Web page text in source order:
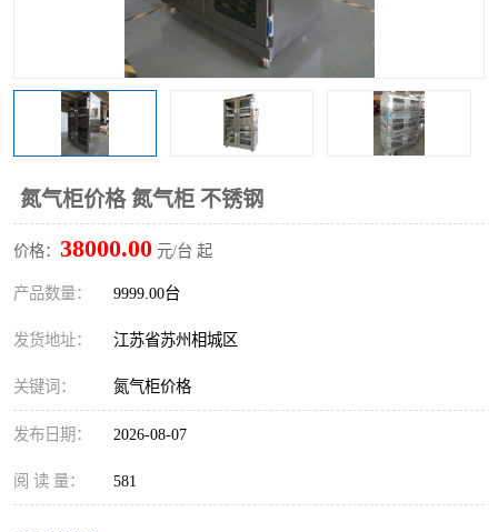
氮气柜价格 氮气柜 不锈钢
价格： 38000.00 元/台 起
产品数量： 9999.00台
发货地址： 江苏省苏州相城区
关键词： 氮气柜价格
发布日期： 2026-08-07
阅 读 量： 581